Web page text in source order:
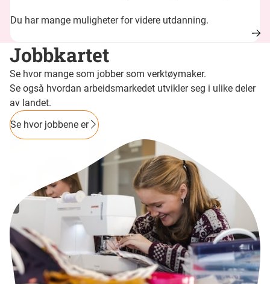
Du har mange muligheter for videre utdanning.
Jobbkartet
Se hvor mange som jobber som verktøymaker.
Se også hvordan arbeidsmarkedet utvikler seg i ulike deler
av landet.
Se hvor jobbene er